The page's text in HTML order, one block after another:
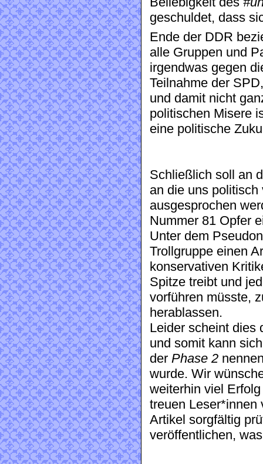
geschuldet, dass
Ende der DDR
alle Gruppen und
irgendwas gegen
Teilnahme der
und damit nicht
politischen Misere
eine politische
Schließlich soll an
an die uns
ausgesprochen
Nummer 81 Opfer
Unter dem
Trollgruppe einen
konservativen
Spitze treibt und
vorführen müsste,
herablassen.
Leider scheint dies
und somit kann
der Phase 2
wurde. Wir
weiterhin viel
treuen Leser*innen
Artikel sorgfältig
veröffentlichen,